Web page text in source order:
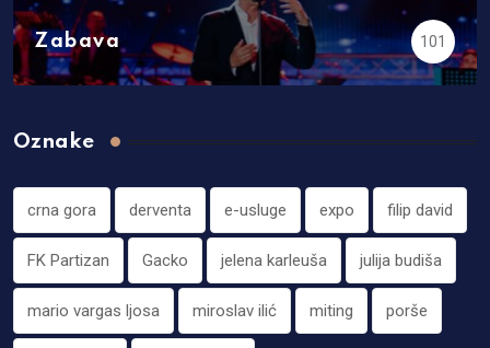
Zabava 101
Oznake
crna gora derventa e-usluge expo filip david
FK Partizan Gacko jelena karleuša julija budiša
mario vargas ljosa miroslav ilić miting porše